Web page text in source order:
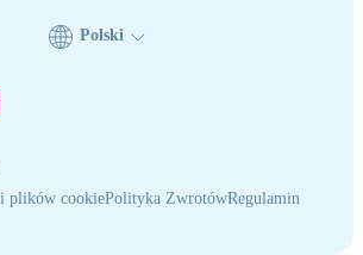
eSIM
plików cookiePolityka ZwrotówRegulamin
Polski